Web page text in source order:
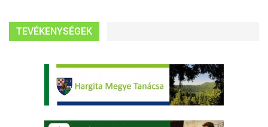
TEVÉKENYSÉGEK